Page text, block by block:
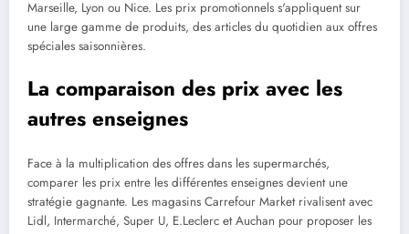
Marseille, Lyon ou Nice. Les prix promotionnels s'appliquent sur
une large gamme de produits, des articles du quotidien aux offres
spéciales saisonnières.
La comparaison des prix avec les
autres enseignes
Face à la multiplication des offres dans les supermarchés,
comparer les prix entre les différentes enseignes devient une
stratégie gagnante. Les magasins Carrefour Market rivalisent avec
Lidl, Intermarché, Super U, E.Leclerc et Auchan pour proposer les